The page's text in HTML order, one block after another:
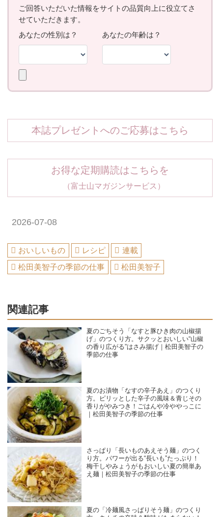
本誌プレゼントへのご応募はこちら
お得な定期購読はこちらを
（富士山マガジンサービス）
2026-07-08
おいしいもの レシピ
連載
松田美智子の季節の仕事
松田美智子
関連記事
夏のごちそう「なすと豚ひき肉の山椒揚
げ」のつくり方。サクッとおいしい“山椒
の香り広がる”はさみ揚げ｜松田美智子の
季節の仕事
夏のお漬物「なすの辛子あえ」のつくり
方。ピリッとした辛子の風味＆青じその
香りがやみつき！ごはんや冷ややっこに
｜松田美智子の季節の仕事
さっぱり「長いものあえそう麺」のつく
り方。パワーが出る“長いも”たっぷり！
梅干しやみょうがもおいしい夏の簡単あ
え麺｜松田美智子の季節の仕事
夏の「冷麺風さっぱりそう麺」のつくり